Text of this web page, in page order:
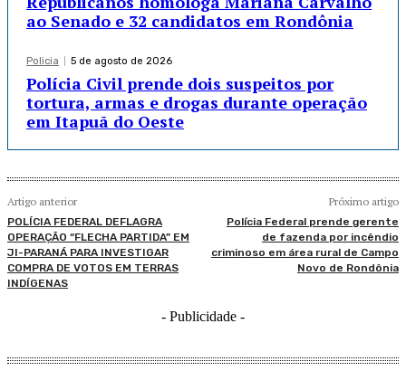
ao Senado e 32 candidatos em Rondônia
Policia 5 de agosto de 2026
Polícia Civil prende dois suspeitos por
tortura, armas e drogas durante operação
em Itapuã do Oeste
Artigo anterior
POLÍCIA FEDERAL DEFLAGRA
OPERAÇÃO “FLECHA PARTIDA” EM
JI-PARANÁ PARA INVESTIGAR
COMPRA DE VOTOS EM TERRAS
INDÍGENAS
Próximo artigo
Polícia Federal prende gerente
de fazenda por incêndio
criminoso em área rural de Campo
Novo de Rondônia
- Publicidade -